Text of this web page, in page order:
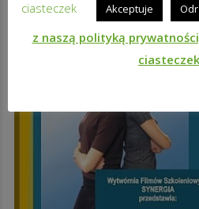
ciasteczek
Akceptuje
z naszą polityką
ciasteczek